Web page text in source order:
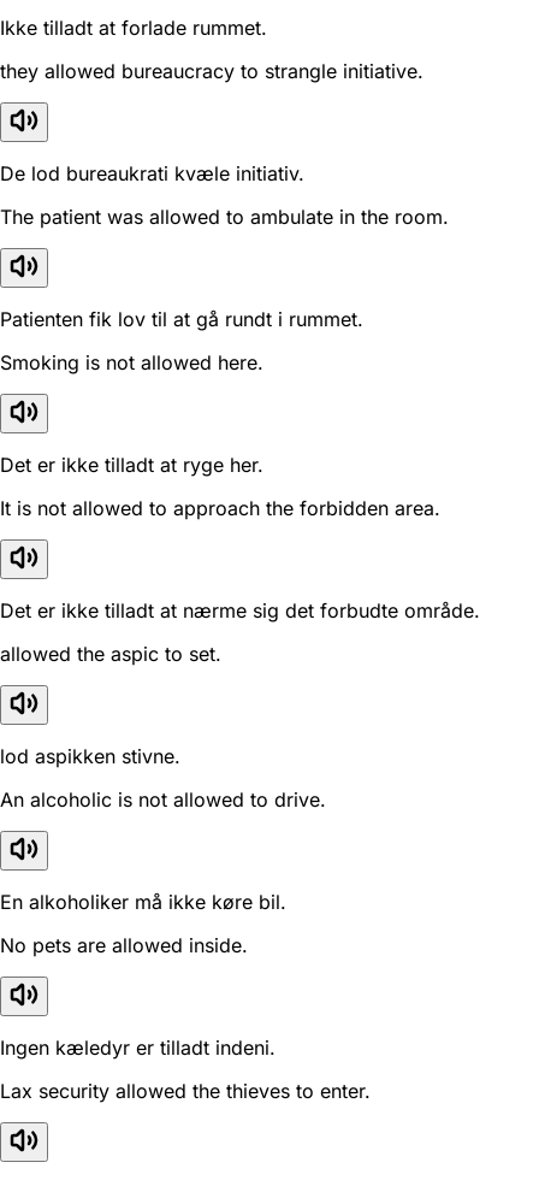
Ikke tilladt at forlade rummet.
they allowed bureaucracy to strangle initiative.
De lod bureaukrati kvæle initiativ.
The patient was allowed to ambulate in the room.
Patienten fik lov til at gå rundt i rummet.
Smoking is not allowed here.
Det er ikke tilladt at ryge her.
It is not allowed to approach the forbidden area.
Det er ikke tilladt at nærme sig det forbudte område.
allowed the aspic to set.
lod aspikken stivne.
An alcoholic is not allowed to drive.
En alkoholiker må ikke køre bil.
No pets are allowed inside.
Ingen kæledyr er tilladt indeni.
Lax security allowed the thieves to enter.